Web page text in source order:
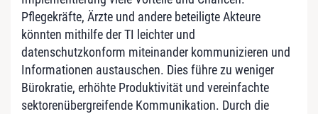
Pflegekräfte, Ärzte und andere beteiligte Akteure
könnten mithilfe der TI leichter und
datenschutzkonform miteinander kommunizieren und
Informationen austauschen. Dies führe zu weniger
Bürokratie, erhöhte Produktivität und vereinfachte
sektorenübergreifende Kommunikation. Durch die